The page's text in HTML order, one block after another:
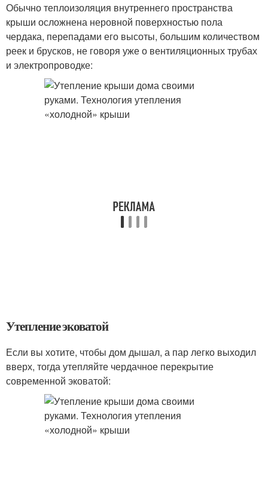
Обычно теплоизоляция внутреннего пространства
крыши осложнена неровной поверхностью пола
чердака, перепадами его высоты, большим количеством
реек и брусков, не говоря уже о вентиляционных трубах
и электропроводке:
Утепление эковатой
Если вы хотите, чтобы дом дышал, а пар легко выходил
вверх, тогда утепляйте чердачное перекрытие
современной эковатой: